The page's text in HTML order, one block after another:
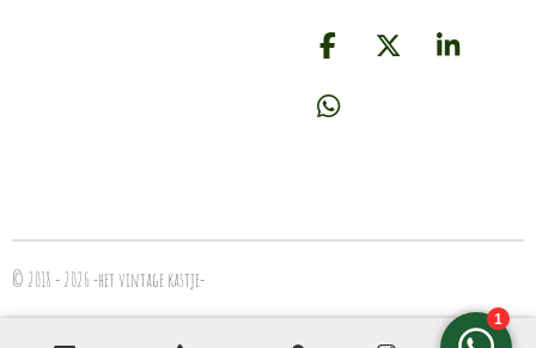
D
l
D
S
D
© 2018 - 2026 -het vintage kastje-